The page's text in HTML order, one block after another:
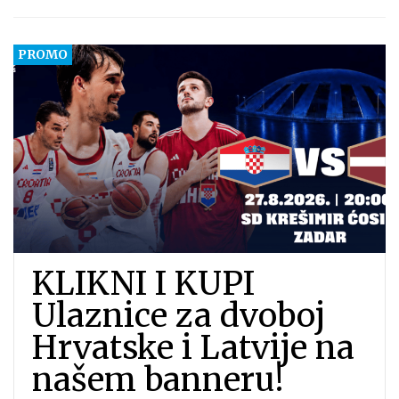
KLIKNI I KUPI
Ulaznice za dvoboj
Hrvatske i Latvije na
našem banneru!